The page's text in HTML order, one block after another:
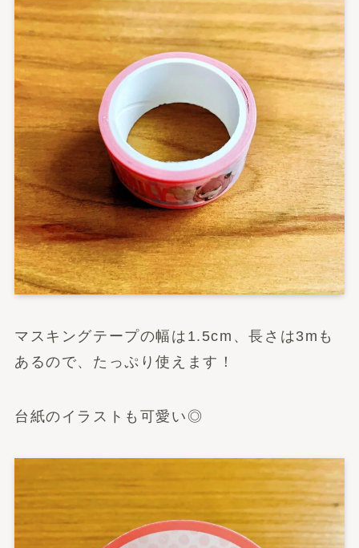
マスキングテープの幅は1.5cm、長さは3mも
あるので、たっぷり使えます！
台紙のイラストも可愛い◎